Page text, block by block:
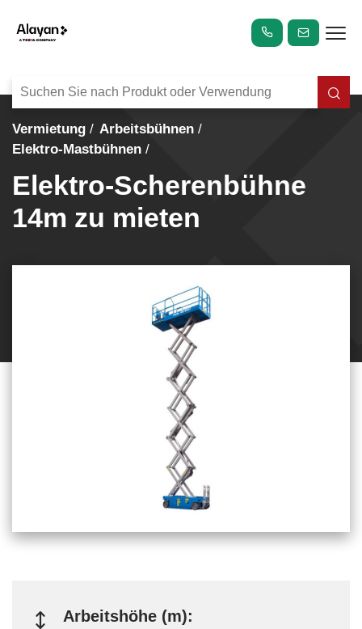
Vermietung
Arbeitsbühnen
Elektro-Mastbühnen
Elektro-Scherenbühne
14m zu mieten
Arbeitshöhe (m):